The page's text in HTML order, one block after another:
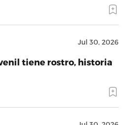
Jul 30, 2026
tiene rostro, historia